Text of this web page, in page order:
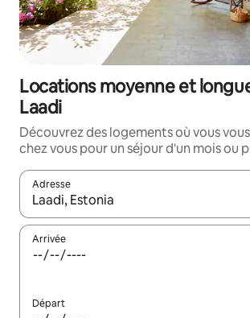
Locations moyenne et
Laadi
Découvrez des logements où vous
chez vous pour un séjour d'un mois ou
Adresse
Lorsque les résultats s'affichent, utilisez
Arrivée
Départ